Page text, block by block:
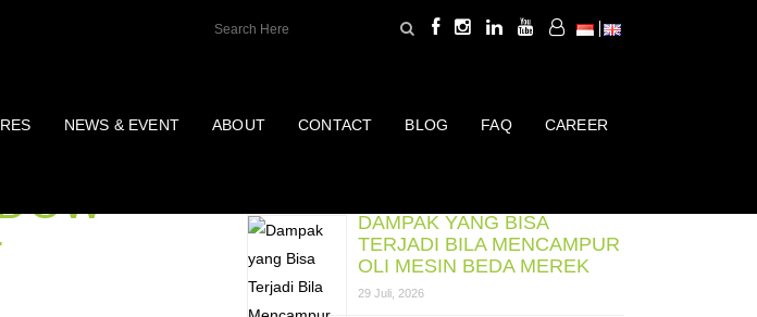
NEWS & EVENT ABOUT CONTACT BLOG FAQ CAREER
DAMPAK YANG BISA
TERJADI BILA MENCAMPUR
OLI MESIN BEDA MEREK
29 Juli, 2026